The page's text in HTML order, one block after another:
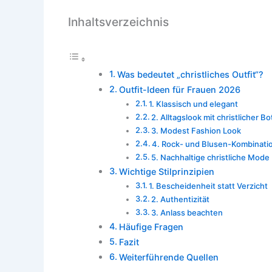
Inhaltsverzeichnis
Was bedeutet „christliches Outfit“?
Outfit-Ideen für Frauen 2026
1. Klassisch und elegant
2. Alltagslook mit christlicher
3. Modest Fashion Look
4. Rock- und Blusen-
5. Nachhaltige christliche Mode
Wichtige Stilprinzipien
1. Bescheidenheit statt Verzicht
2. Authentizität
3. Anlass beachten
Häufige Fragen
Fazit
Weiterführende Quellen